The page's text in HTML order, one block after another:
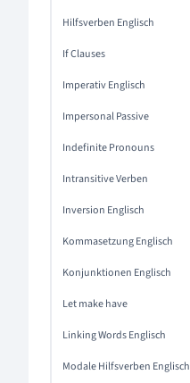
Hilfsverben Englisch
If Clauses
Imperativ Englisch
Impersonal Passive
Indefinite Pronouns
Intransitive Verben
Inversion Englisch
Kommasetzung Englisch
Konjunktionen Englisch
Let make have
Linking Words Englisch
Modale Hilfsverben Englisch